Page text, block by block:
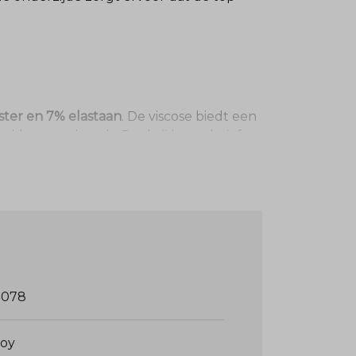
en 7% elastaan. De viscose biedt een
kleurvast houdt. Dankzij het relatief